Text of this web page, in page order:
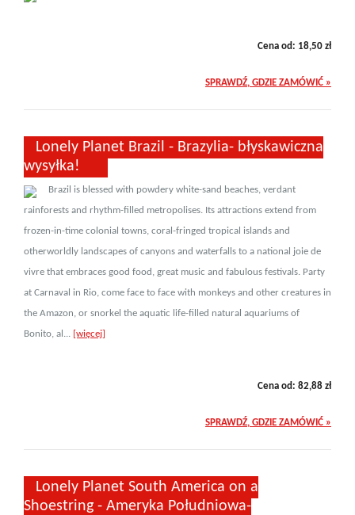
Cena od: 18,50 zł
SPRAWDŹ, GDZIE ZAMÓWIĆ »
Lonely Planet Brazil - Brazylia- błyskawiczna
wysyłka!
Brazil is blessed with powdery white-sand beaches, verdant
rainforests and rhythm-filled metropolises. Its attractions extend from
frozen-in-time colonial towns, coral-fringed tropical islands and
otherworldly landscapes of canyons and waterfalls to a national joie de
vivre that embraces good food, great music and fabulous festivals. Party
at Carnaval in Rio, come face to face with monkeys and other creatures in
the Amazon, or snorkel the aquatic life-filled natural aquariums of
Bonito, al... [więcej]
Cena od: 82,88 zł
SPRAWDŹ, GDZIE ZAMÓWIĆ »
Lonely Planet South America on a
Shoestring - Ameryka Południowa-